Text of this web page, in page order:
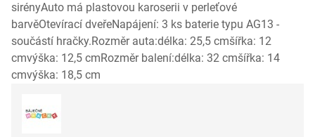
sirényAuto má plastovou karoserii v perleťové
barvěOtevírací dveřeNapájení: 3 ks baterie typu AG13 -
součástí hračky.Rozměr auta:délka: 25,5 cmšířka: 12
cmvýška: 12,5 cmRozměr balení:délka: 32 cmšířka: 14
cmvýška: 18,5 cm